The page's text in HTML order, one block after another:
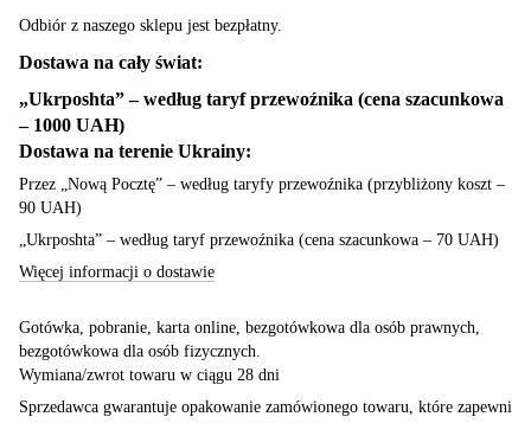
Odbiór z naszego sklepu jest bezpłatny.
Dostawa na cały świat:
„Ukrposhta” – według taryf przewoźnika (cena szacunkowa
– 1000 UAH)
Dostawa na terenie Ukrainy:
Przez „Nową Pocztę” – według taryfy przewoźnika (przybliżony koszt –
90 UAH)
„Ukrposhta” – według taryf przewoźnika (cena szacunkowa – 70 UAH)
Więcej informacji o dostawie
Gotówka, pobranie, karta online, bezgotówkowa dla osób prawnych,
bezgotówkowa dla osób fizycznych.
Wymiana/zwrot towaru w ciągu 28 dni
Sprzedawca gwarantuje opakowanie zamówionego towaru, które zapewni